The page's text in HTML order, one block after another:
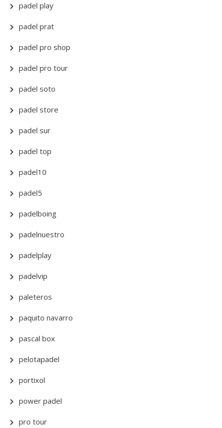
padel play
padel prat
padel pro shop
padel pro tour
padel soto
padel store
padel sur
padel top
padel10
padel5
padelboing
padelnuestro
padelplay
padelvip
paleteros
paquito navarro
pascal box
pelotapadel
portixol
power padel
pro tour